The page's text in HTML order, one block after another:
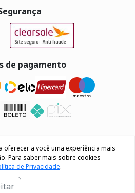
de pagamento
Eletrônicos - CNPJ
0001-40
Lourdes Caxias do Sul / RS
oferecer a você uma experiência mais
Para saber mais sobre cookies
de Privacidade.